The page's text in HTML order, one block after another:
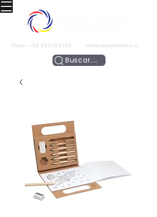
Fono: +56 993466295 ventas@puertocolor.cl
Buscar....